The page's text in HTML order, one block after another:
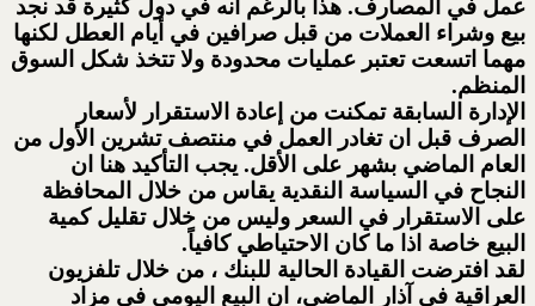
عمل في المصارف. هذا بالرغم انه في دول كثيرة قد نجد
بيع وشراء العملات من قبل صرافين في أيام العطل لكنها
مهما اتسعت تعتبر عمليات محدودة ولا تتخذ شكل السوق
المنظم.
الإدارة السابقة تمكنت من إعادة الاستقرار لأسعار
الصرف قبل ان تغادر العمل في منتصف تشرين الأول من
العام الماضي بشهر على الأقل. يجب التأكيد هنا ان
النجاح في السياسة النقدية يقاس من خلال المحافظة
على الاستقرار في السعر وليس من خلال تقليل كمية
البيع خاصة اذا ما كان الاحتياطي كافياً.
لقد افترضت القيادة الحالية للبنك ، من خلال تلفزيون
العراقية في آذار الماضي، ان البيع اليومي في مزاد